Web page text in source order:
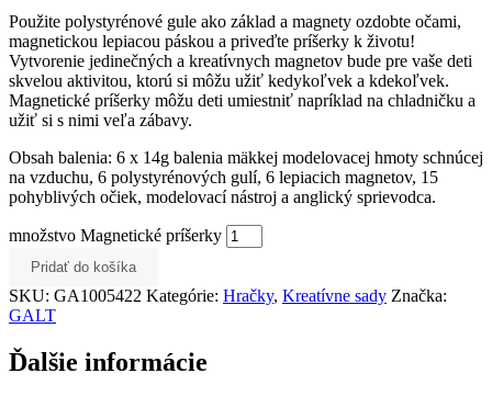
Použite polystyrénové gule ako základ a magnety ozdobte očami,
magnetickou lepiacou páskou a priveďte príšerky k životu!
Vytvorenie jedinečných a kreatívnych magnetov bude pre vaše deti
skvelou aktivitou, ktorú si môžu užiť kedykoľvek a kdekoľvek.
Magnetické príšerky môžu deti umiestniť napríklad na chladničku a
užiť si s nimi veľa zábavy.
Obsah balenia: 6 x 14g balenia mäkkej modelovacej hmoty schnúcej
na vzduchu, 6 polystyrénových gulí, 6 lepiacich magnetov, 15
pohyblivých očiek, modelovací nástroj a anglický sprievodca.
množstvo Magnetické príšerky
Pridať do košíka
SKU: GA1005422 Kategórie: Hračky, Kreatívne sady Značka:
GALT
Ďalšie informácie